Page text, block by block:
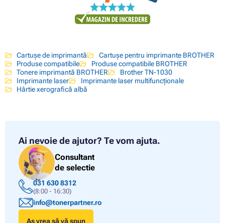
Cartușe de imprimantă
Cartușe pentru imprimante BROTHER
Produse compatibile
Produse compatibile BROTHER
Tonere imprimantă BROTHER
Brother TN-1030
Imprimante laser
Imprimante laser multifuncționale
Hârtie xerografică albă
Ai nevoie de ajutor? Te vom ajuta.
Consultant
de selectie
031 630 8312
(8:00 - 16:30)
info@tonerpartner.ro
Aș vrea să vă spun